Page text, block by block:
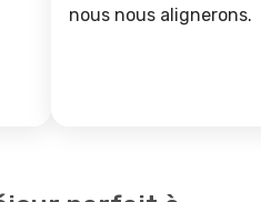
nous nous alignerons.